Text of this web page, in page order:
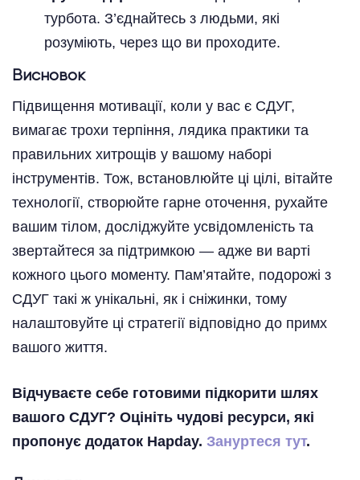
турбота. З’єднайтесь з людьми, які
розуміють, через що ви проходите.
Висновок
Підвищення мотивації, коли у вас є СДУГ,
вимагає трохи терпіння, лядика практики та
правильних хитрощів у вашому наборі
інструментів. Тож, встановлюйте ці цілі, вітайте
технології, створюйте гарне оточення, рухайте
вашим тілом, досліджуйте усвідомленість та
звертайтеся за підтримкою — адже ви варті
кожного цього моменту. Пам’ятайте, подорожі з
СДУГ такі ж унікальні, як і сніжинки, тому
налаштовуйте ці стратегії відповідно до примх
вашого життя.
Відчуваєте себе готовими підкорити шлях
вашого СДУГ? Оцініть чудові ресурси, які
пропонує додаток Hapday. Зануртеся тут.